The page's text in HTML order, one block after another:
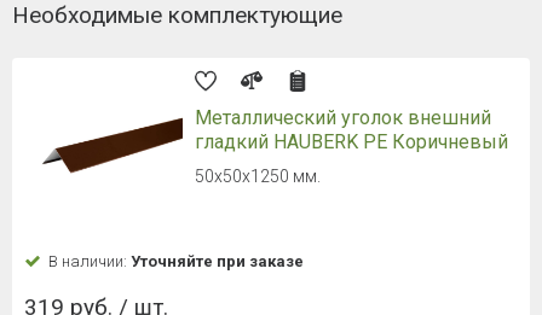
Необходимые комплектующие
Металлический уголок внешний
гладкий HAUBERK PE Коричневый
50х50х1250 мм.
В наличии: Уточняйте при заказе
319 руб. / шт.